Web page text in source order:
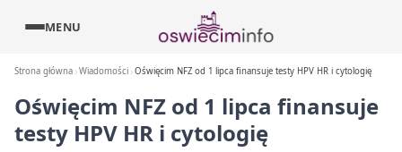
MENU
Strona główna Wiadomości Oświęcim NFZ od 1 lipca finansuje testy HPV HR i cytologię
Oświęcim NFZ od 1 lipca finansuje
testy HPV HR i cytologię